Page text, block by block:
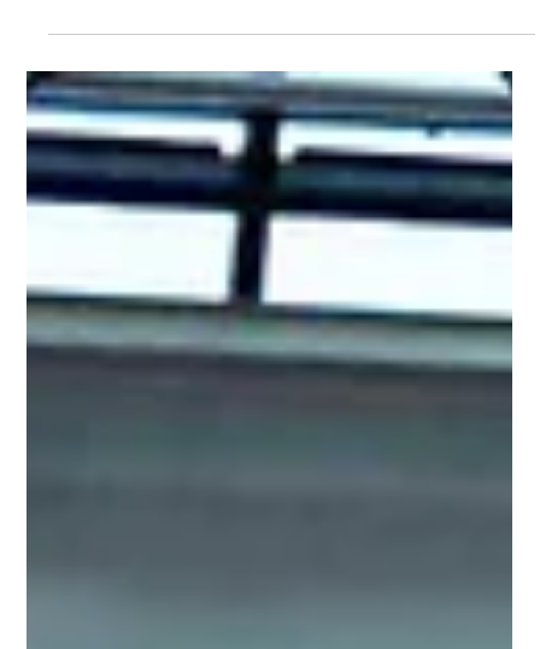
2022年11月30日
「中小企業 新ものづくり・新サービス
展」Web出展のお知らせ
12月14日(水)～16日(金)開催の「中小企業 新ものづくり・新
サービス展」にWeb出展いたします。 本展示会は、「ものづく
り補助事業」の活用で開発した新製品・サービス・技術等、全
国の中小企業が挑戦を繰り返し、工夫を凝らした様々な分野の